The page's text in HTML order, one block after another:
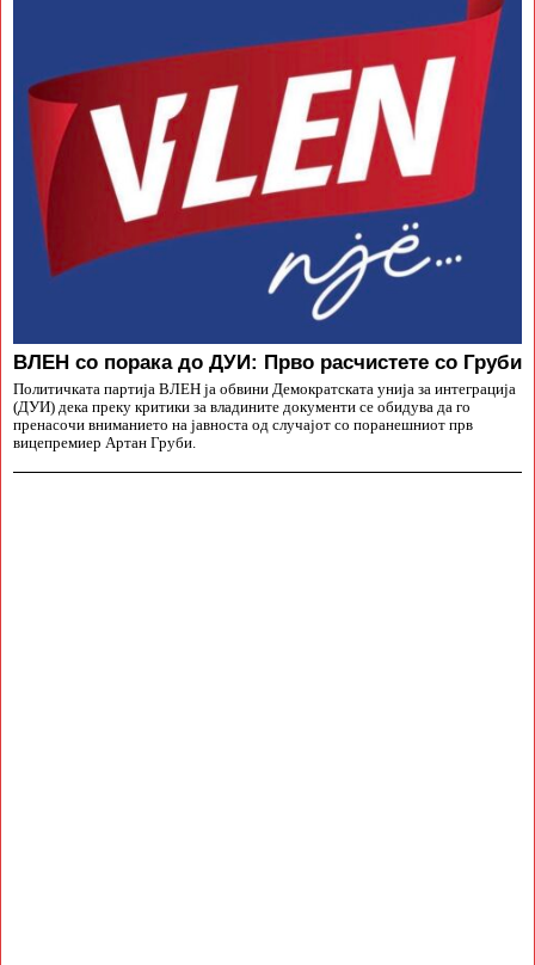
ВЛЕН со порака до ДУИ: Прво расчистете со Груби
Политичката партија ВЛЕН ја обвини Демократската унија за интеграција
(ДУИ) дека преку критики за владините документи се обидува да го
пренасочи вниманието на јавноста од случајот со поранешниот прв
вицепремиер Артан Груби.